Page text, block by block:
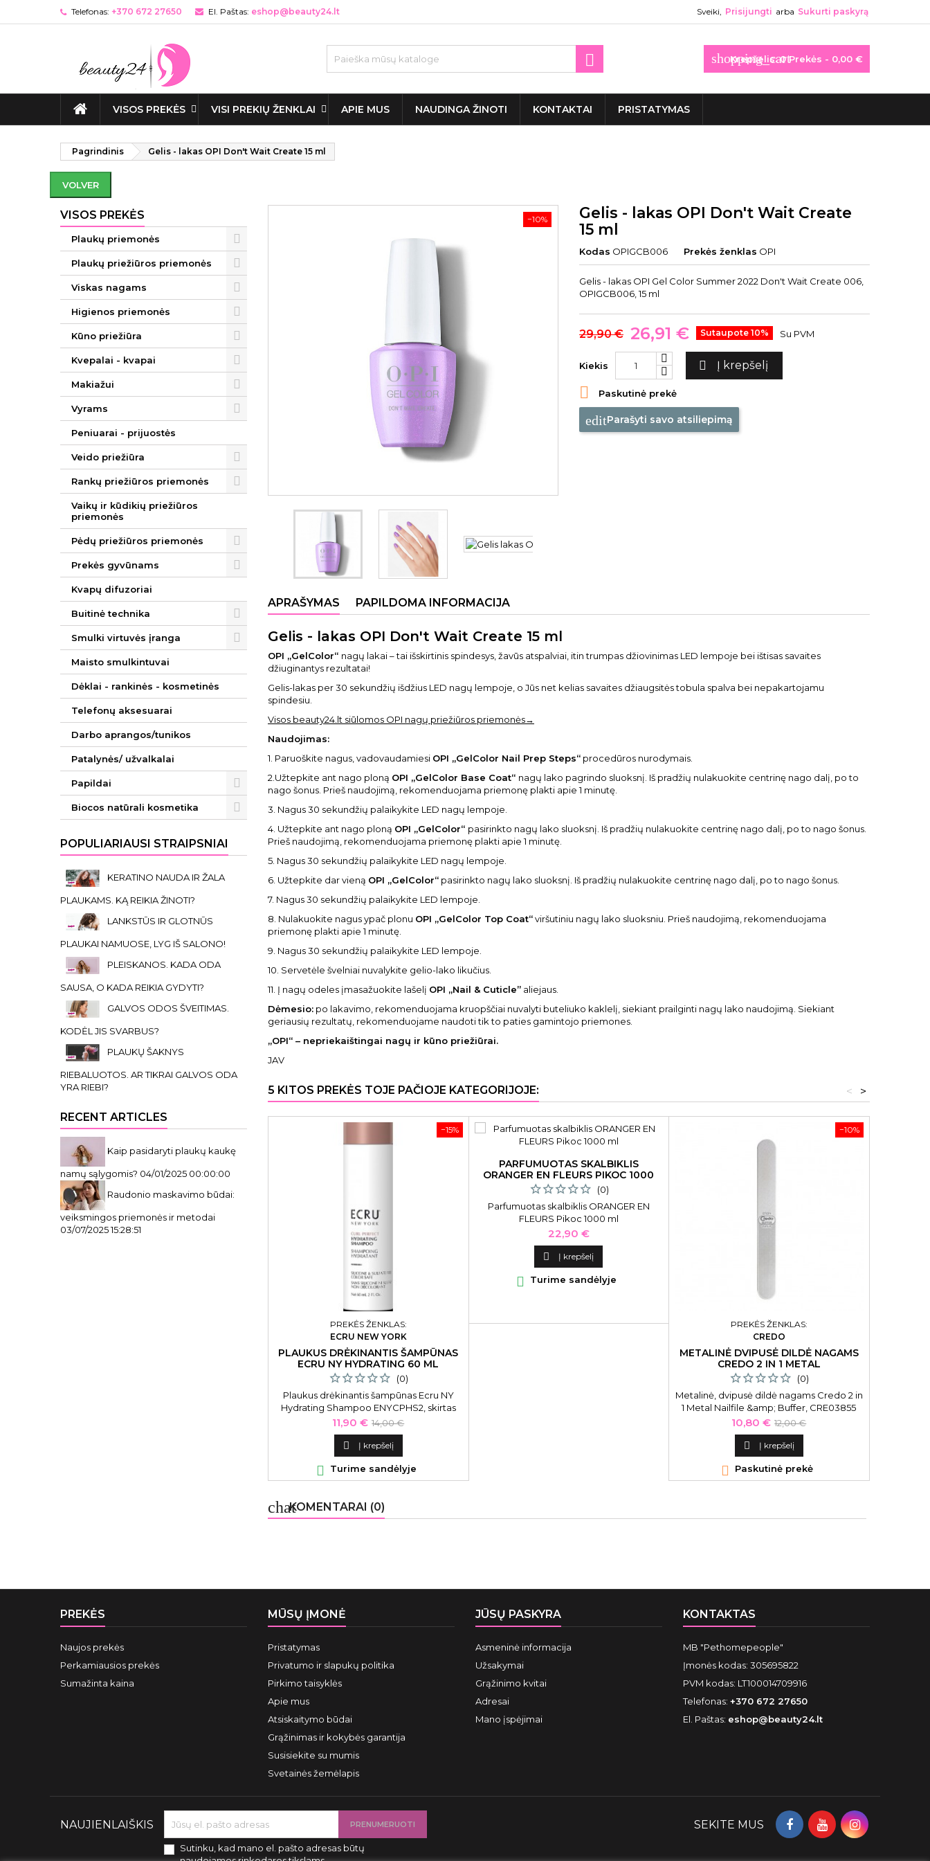
Telefonas: +370 672 27650 El. Paštas: eshop@beauty24.lt Sveiki, Prisijungti arba Sukurti paskyrą
shopping_cart
Krepšelis: 0Prekės - 0,00 €

VISOS PREKĖS VISI PREKIŲ ŽENKLAI APIE MUS NAUDINGA ŽINOTI KONTAKTAI PRISTATYMAS
Pagrindinis Gelis - lakas OPI Don't Wait Create 15 ml
VOLVER
VISOS PREKĖS
Plaukų priemonės
Plaukų priežiūros priemonės
Viskas nagams
Higienos priemonės
Kūno priežiūra
Kvepalai - kvapai
Makiažui
Vyrams
Peniuarai - prijuostės
Veido priežiūra
Rankų priežiūros priemonės
Vaikų ir kūdikių priežiūros
priemonės
Pėdų priežiūros priemonės
Prekės gyvūnams
Kvapų difuzoriai
Buitinė technika
Smulki virtuvės įranga
Maisto smulkintuvai
Dėklai - rankinės - kosmetinės
Telefonų aksesuarai
Darbo aprangos/tunikos
Patalynės/ užvalkalai
Papildai
Biocos natūrali kosmetika
POPULIARIAUSI STRAIPSNIAI
KERATINO NAUDA IR ŽALA
PLAUKAMS. KĄ REIKIA ŽINOTI?
LANKSTŪS IR GLOTNŪS
PLAUKAI NAMUOSE, LYG IŠ SALONO!
PLEISKANOS. KADA ODA
SAUSA, O KADA REIKIA GYDYTI?
GALVOS ODOS ŠVEITIMAS.
KODĖL JIS SVARBUS?
PLAUKŲ ŠAKNYS
RIEBALUOTOS. AR TIKRAI GALVOS ODA
YRA RIEBI?
RECENT ARTICLES
Kaip pasidaryti plaukų kaukę
namų sąlygomis? 04/01/2025 00:00:00
Raudonio maskavimo būdai:
veiksmingos priemonės ir metodai
03/07/2025 15:28:51
−10%
Gelis - lakas OPI Don't Wait Create
15 ml
Kodas OPIGCB006 Prekės ženklas OPI
Gelis - lakas OPI Gel Color Summer 2022 Don't Wait Create 006,
OPIGCB006, 15 ml
29,90 € 26,91 € Sutaupote 10% Su PVM
Kiekis  Į krepšelį
 Paskutinė prekė
editParašyti savo atsiliepimą
APRAŠYMAS PAPILDOMA INFORMACIJA
Gelis - lakas OPI Don't Wait Create 15 ml
OPI „GelColor“ nagų lakai – tai išskirtinis spindesys, žavūs atspalviai, itin trumpas džiovinimas LED lempoje bei ištisas savaites
džiuginantys rezultatai!
Gelis-lakas per 30 sekundžių išdžius LED nagų lempoje, o Jūs net kelias savaites džiaugsitės tobula spalva bei nepakartojamu
spindesiu.
Visos beauty24.lt siūlomos OPI nagų priežiūros priemonės→
Naudojimas:
1. Paruoškite nagus, vadovaudamiesi OPI „GelColor Nail Prep Steps“ procedūros nurodymais.
2.Užtepkite ant nago ploną OPI „GelColor Base Coat“ nagų lako pagrindo sluoksnį. Iš pradžių nulakuokite centrinę nago dalį, po to
nago šonus. Prieš naudojimą, rekomenduojama priemonę plakti apie 1 minutę.
3. Nagus 30 sekundžių palaikykite LED nagų lempoje.
4. Užtepkite ant nago ploną OPI „GelColor“ pasirinkto nagų lako sluoksnį. Iš pradžių nulakuokite centrinę nago dalį, po to nago šonus.
Prieš naudojimą, rekomenduojama priemonę plakti apie 1 minutę.
5. Nagus 30 sekundžių palaikykite LED nagų lempoje.
6. Užtepkite dar vieną OPI „GelColor“ pasirinkto nagų lako sluoksnį. Iš pradžių nulakuokite centrinę nago dalį, po to nago šonus.
7. Nagus 30 sekundžių palaikykite LED lempoje.
8. Nulakuokite nagus ypač plonu OPI „GelColor Top Coat“viršutiniu nagų lako sluoksniu. Prieš naudojimą, rekomenduojama
priemonę plakti apie 1 minutę.
9. Nagus 30 sekundžių palaikykite LED lempoje.
10. Servetėle švelniai nuvalykite gelio-lako likučius.
11. Į nagų odeles įmasažuokite lašelį OPI „Nail & Cuticle” aliejaus.
Dėmesio: po lakavimo, rekomenduojama kruopščiai nuvalyti buteliuko kaklelį, siekiant prailginti nagų lako naudojimą. Siekiant
geriausių rezultatų, rekomenduojame naudoti tik to paties gamintojo priemones.
„OPI“ – nepriekaištingai nagų ir kūno priežiūrai.
JAV
5 KITOS PREKĖS TOJE PAČIOJE KATEGORIJOJE: >
<
−15%
PREKĖS ŽENKLAS:
ECRU NEW YORK
PLAUKUS DRĖKINANTIS ŠAMPŪNAS
ECRU NY HYDRATING 60 ML
(0)
Plaukus drėkinantis šampūnas Ecru NY
Hydrating Shampoo ENYCPHS2, skirtas
garbanotiems plaukams, 60 ml
Kaina
11,90 € Bazinė
kaina
14,00 €
 Į krepšelį
 Turime sandėlyje
PARFUMUOTAS SKALBIKLIS
ORANGER EN FLEURS PIKOC 1000
ML
(0)
Parfumuotas skalbiklis ORANGER EN
FLEURS Pikoc 1000 ml
Kaina
22,90 €
 Į krepšelį
 Turime sandėlyje
−10%
PREKĖS ŽENKLAS:
CREDO
METALINĖ DVIPUSĖ DILDĖ NAGAMS
CREDO 2 IN 1 METAL
(0)
Metalinė, dvipusė dildė nagams Credo 2 in
1 Metal Nailfile &amp; Buffer, CRE03855
Kaina
10,80 € Bazinė
kaina
12,00 €
 Į krepšelį
 Paskutinė prekė
chatKOMENTARAI (0)
PREKĖS
Naujos prekės
Perkamiausios prekės
Sumažinta kaina
MŪSŲ ĮMONĖ
Pristatymas
Privatumo ir slapukų politika
Pirkimo taisyklės
Apie mus
Atsiskaitymo būdai
Grąžinimas ir kokybės garantija
Susisiekite su mumis
Svetainės žemėlapis
JŪSŲ PASKYRA
Asmeninė informacija
Užsakymai
Grąžinimo kvitai
Adresai
Mano įspėjimai
KONTAKTAS
MB "Pethomepeople"
Įmonės kodas: 305695822
PVM kodas: LT100014709916
Telefonas: +370 672 27650
El. Paštas: eshop@beauty24.lt
NAUJIENLAIŠKIS
Sutinku, kad mano el. pašto adresas būtų
SEKITE MUS